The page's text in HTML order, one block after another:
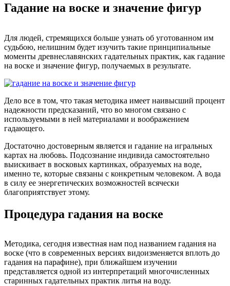
Гадание на воске и значение фигур
Для людей, стремящихся больше узнать об уготованном им
судьбою, нелишним будет изучить такие принципиальные
моменты древнеславянских гадательных практик, как гадание
на воске и значение фигур, получаемых в результате.
Дело все в том, что такая методика имеет наивысший процент
надежности предсказаний, что во многом связано с
используемыми в ней материалами и воображением
гадающего.
Достаточно достоверным является и гадание на игральных
картах на любовь. Подсознание индивида самостоятельно
выискивает в восковых картинках, образуемых на воде,
именно те, которые связаны с конкретным человеком. А вода
в силу ее энергетических возможностей всячески
благоприятствует этому.
Процедура гадания на воске
Методика, сегодня известная нам под названием гадания на
воске (что в современных версиях видоизменяется вплоть до
гадания на парафине), при ближайшем изучении
представляется одной из интерпретаций многочисленных
старинных гадательных практик литья на воду.